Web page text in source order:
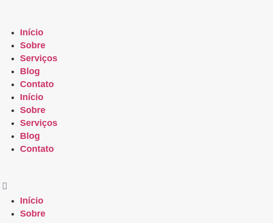
Início
Sobre
Serviços
Blog
Contato
Início
Sobre
Serviços
Blog
Contato
Início
Sobre